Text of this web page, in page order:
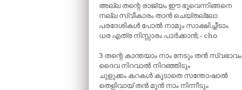
അല്ല തന്റെ രാജ്യം ഈ ഭൂവെന്നിങ്ങനെ
നല്ല സ്വീകാരം താൻ ചെയ്തല്ലോ
പരദേശികൾ പോൽ നാമും സാക്ഷിച്ചീടാം
ധര എത്ര നിസ്സാരം പാർക്കാൻ;- cho
3 തന്റെ കാന്തയാം നാം നേടും തൻ സ്വഭാവം
ദൈവ നിറവാൽ നിറഞ്ഞിടും
ചുളുക്കം കറകൾ കൂടാതെ സന്തോഷാൽ
തെളിവായ് തൻ മുൻ നാം നിന്നീടും